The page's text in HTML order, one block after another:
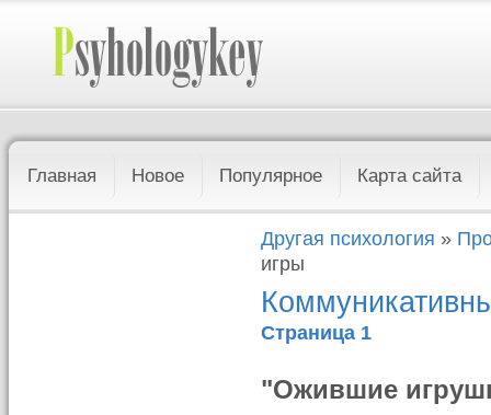
Главная Новое Популярное Карта сайта
Другая психология »
игры
Страница 1
"Ожившие